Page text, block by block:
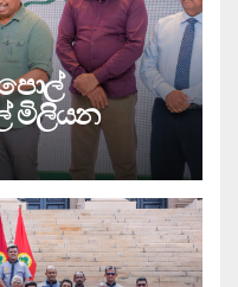
පොල්
මිලියන